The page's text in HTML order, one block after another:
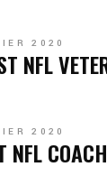
2020
NFL
2020
NFL